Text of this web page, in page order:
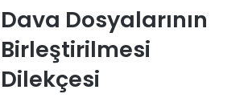
Dava Dosyalarının
Birleştirilmesi
Dilekçesi